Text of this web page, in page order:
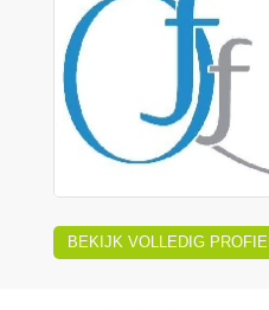
BEKIJK VOLLEDIG PROFIEL